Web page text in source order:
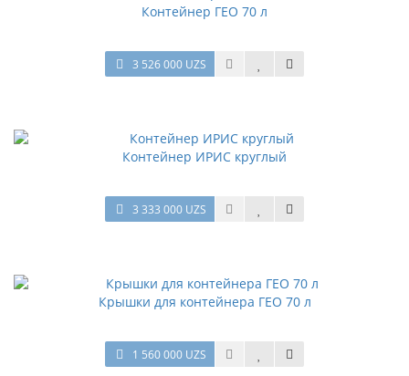
Контейнер ГЕО 70 л
3 526 000 UZS
Контейнер ИРИС круглый
3 333 000 UZS
Крышки для контейнера ГЕО 70 л
1 560 000 UZS